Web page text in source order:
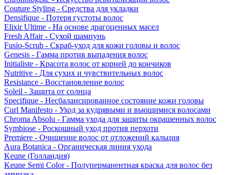
Couture Styling - Средства для укладки
Densifique - Потеря густоты волос
Elixir Ultime - На основе драгоценных масел
Fresh Affair - Сухой шампунь
Fusio-Scrub - Скраб-уход для кожи головы и волос
Genesis - Гамма против выпадения волос
Initialiste - Красота волос от корней до кончиков
Nutritive - Для сухих и чувствительных волос
Resistance - Восстановление волос
Soleil - Защита от солнца
Specifique - Несбалансированное состояние кожи головы
Curl Manifesto - Уход за кудрявыми и вьющимися волосами
Chroma Absolu - Гамма ухода для защиты окрашенных волос
Symbiose - Роскошный уход против перхоти
Premiere - Очищение волос от отложений кальция
Aura Botanica - Органическая линия ухода
Keune (Голландия)
Keune Semi Color - Полуперманентная краска для волос без